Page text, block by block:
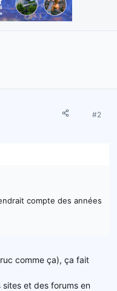
#2
compte des années
comme ça), ça fait
et des forums en